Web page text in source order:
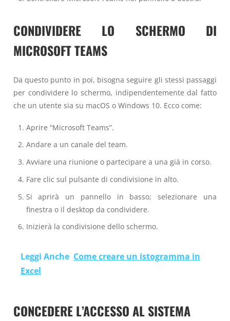
CONDIVIDERE LO SCHERMO DI
MICROSOFT TEAMS
Da questo punto in poi, bisogna seguire gli stessi passaggi
per condividere lo schermo, indipendentemente dal fatto
che un utente sia su macOS o Windows 10. Ecco come:
Aprire “Microsoft Teams”.
Andare a un canale del team.
Avviare una riunione o partecipare a una già in corso.
Fare clic sul pulsante di condivisione in alto.
Si aprirà un pannello in basso; selezionare una
finestra o il desktop da condividere.
Inizierà la condivisione dello schermo.
Leggi Anche Come creare un istogramma in
Excel
CONCEDERE L’ACCESSO AL SISTEMA